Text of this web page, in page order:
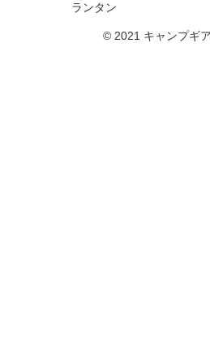
ランタン
© 2021 キャンプギ